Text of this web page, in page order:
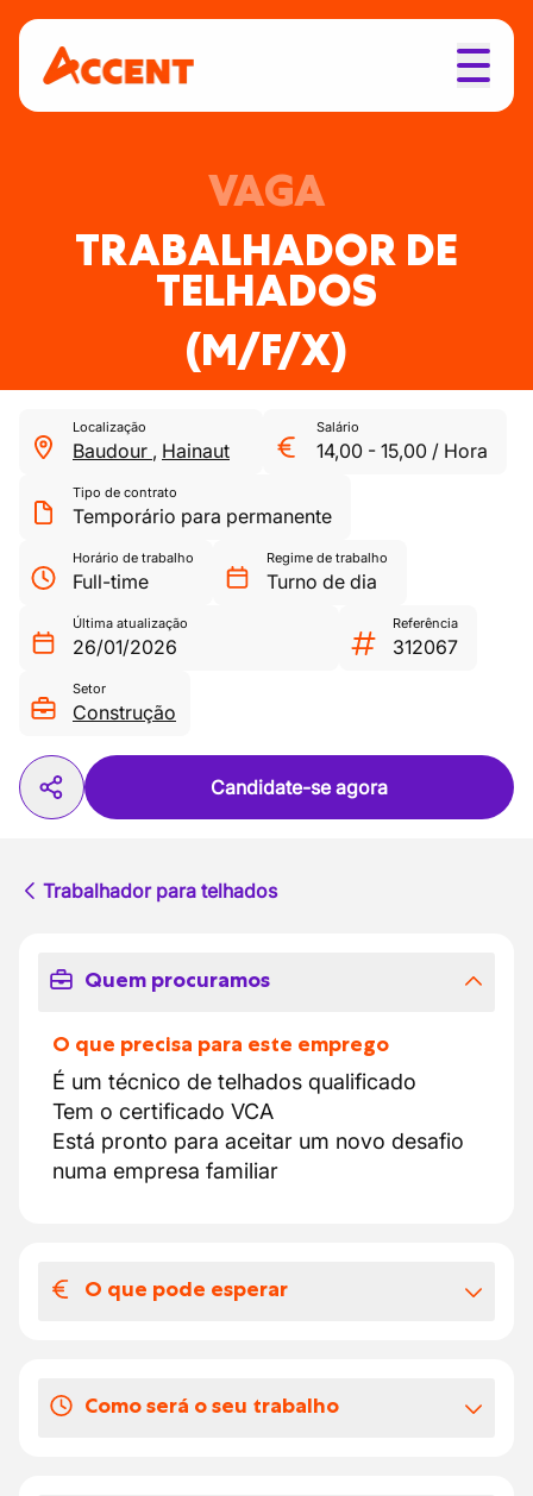
VAGA
TRABALHADOR DE
TELHADOS
(M/F/X)
Localização
Baudour , Hainaut
Salário
14,00 - 15,00 / Hora
Tipo de contrato
Temporário para permanente
Horário de trabalho
Full-time
Regime de trabalho
Turno de dia
Última atualização
26/01/2026
Referência
312067
Setor
Construção
Candidate-se agora
Trabalhador para telhados
Quem procuramos
O que precisa para este emprego
É um técnico de telhados qualificado
Tem o certificado VCA
Está pronto para aceitar um novo desafio
numa empresa familiar
O que pode esperar
Oferecemos-lhe um trabalho a longo prazo
como telhador qualificado.
Como será o seu trabalho